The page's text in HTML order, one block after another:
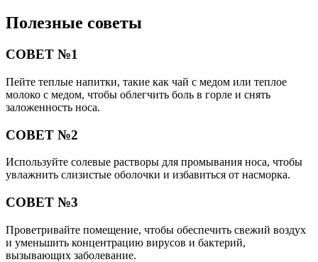
Полезные советы
СОВЕТ №1
Пейте теплые напитки, такие как чай с медом или теплое
молоко с медом, чтобы облегчить боль в горле и снять
заложенность носа.
СОВЕТ №2
Используйте солевые растворы для промывания носа, чтобы
увлажнить слизистые оболочки и избавиться от насморка.
СОВЕТ №3
Проветривайте помещение, чтобы обеспечить свежий воздух
и уменьшить концентрацию вирусов и бактерий,
вызывающих заболевание.